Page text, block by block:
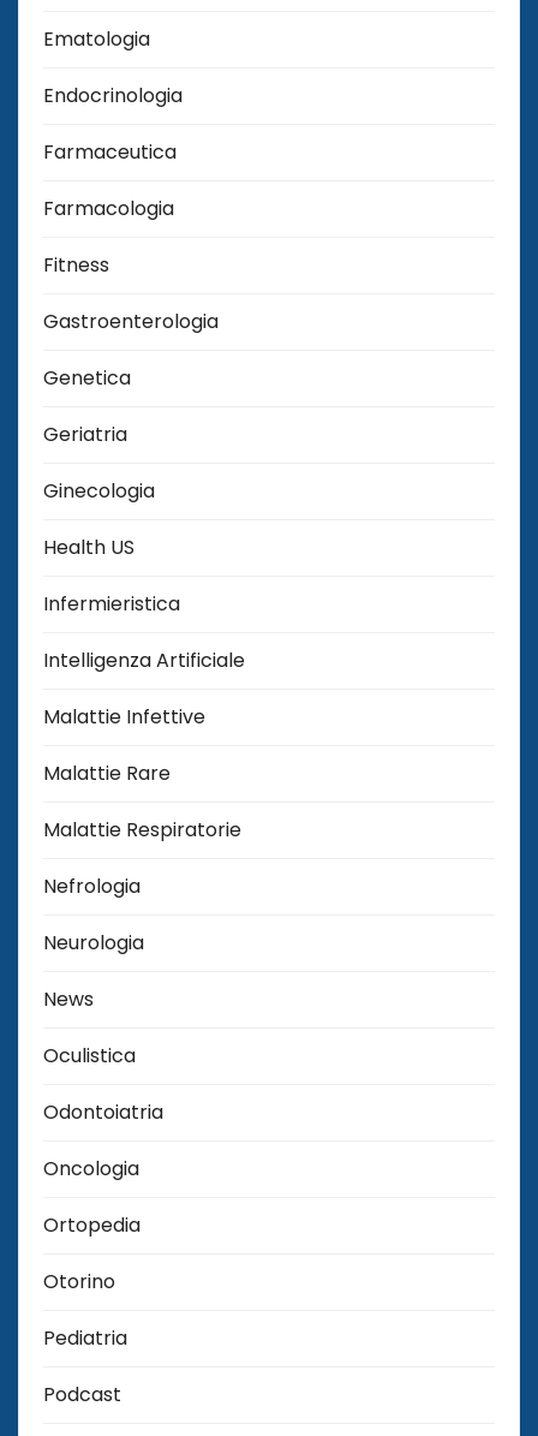
Ematologia
Endocrinologia
Farmaceutica
Farmacologia
Fitness
Gastroenterologia
Genetica
Geriatria
Ginecologia
Health US
Infermieristica
Intelligenza Artificiale
Malattie Infettive
Malattie Rare
Malattie Respiratorie
Nefrologia
Neurologia
News
Oculistica
Odontoiatria
Oncologia
Ortopedia
Otorino
Pediatria
Podcast